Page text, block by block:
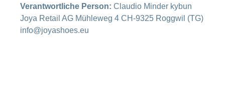
Verantwortliche Person: Claudio Minder kybun
Joya Retail AG Mühleweg 4 CH-9325 Roggwil (TG)
info@joyashoes.eu